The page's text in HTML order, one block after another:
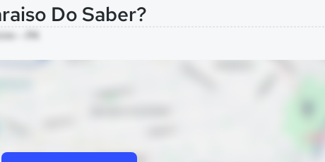
Do Saber?
- PA